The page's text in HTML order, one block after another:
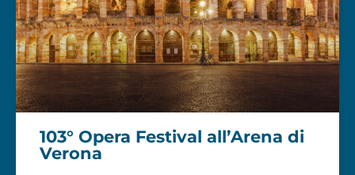
103° Opera Festival all’Arena di
Verona